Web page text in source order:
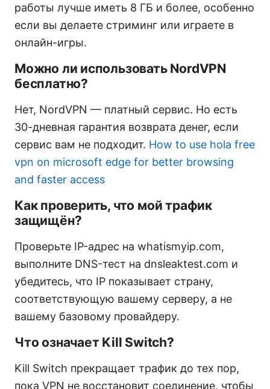
работы лучше иметь 8 ГБ и более, особенно
если вы делаете стриминг или играете в
онлайн-игры.
Можно ли использовать NordVPN
бесплатно?
Нет, NordVPN — платный сервис. Но есть
30-дневная гарантия возврата денег, если
сервис вам не подходит. How to use hola free
vpn on microsoft edge for better browsing
and faster access
Как проверить, что мой трафик
защищён?
Проверьте IP-адрес на whatismyip.com,
выполните DNS-тест на dnsleaktest.com и
убедитесь, что IP показывает страну,
соответствующую вашему серверу, а не
вашему базовому провайдеру.
Что означает Kill Switch?
Kill Switch прекращает трафик до тех пор,
пока VPN не восстановит соединение, чтобы